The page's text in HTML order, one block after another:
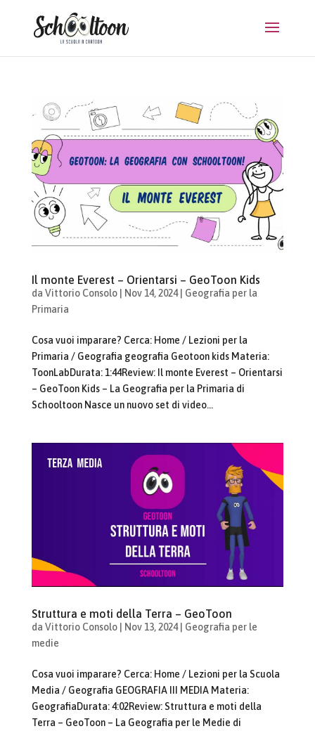
Il monte Everest – Orientarsi – GeoToon Kids
da Vittorio Consolo| Nov 14, 2024| Geografia per la
Primaria
Cosa vuoi imparare? Cerca: Home / Lezioni per la
Primaria / Geografia geografia Geotoon kids Materia:
ToonLabDurata: 1:44Review: Il monte Everest – Orientarsi
– GeoToon Kids – La Geografia per la Primaria di
Schooltoon Nasce un nuovo set di video...
Struttura e moti della Terra – GeoToon
da Vittorio Consolo| Nov 13, 2024| Geografia per le
medie
Cosa vuoi imparare? Cerca: Home / Lezioni per la Scuola
Media / Geografia GEOGRAFIA III MEDIA Materia:
GeografiaDurata: 4:02Review: Struttura e moti della
Terra – GeoToon – La Geografia per le Medie di